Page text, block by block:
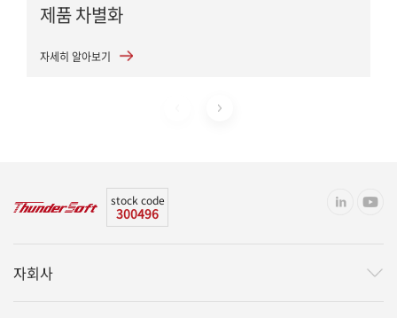
제품 차별화
자세히 알아보기
stock code
300496
자회사